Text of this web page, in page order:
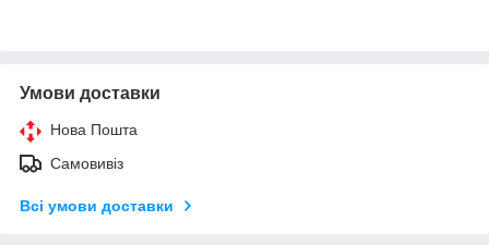
Умови доставки
Нова Пошта
Самовивіз
Всі умови доставки